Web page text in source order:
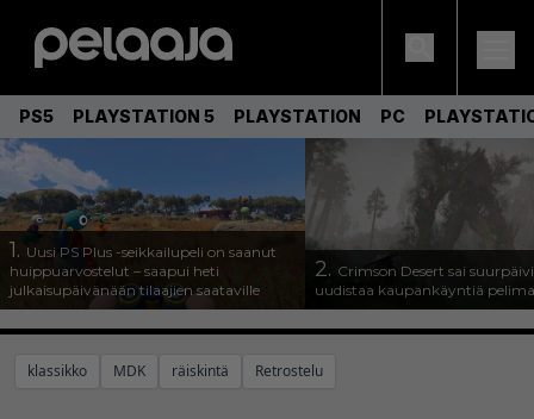
PS5 PLAYSTATION 5 PLAYSTATION PC
1. Uusi PS Plus -seikkailupeli on saanut
huippuarvostelut – saapui heti
julkaisupäivänään tilaajien saataville
2. Crimson Desert sai
uudistaa kaupankäyntiä
klassikko MDK räiskintä Retrostelu